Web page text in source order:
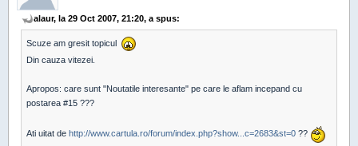
alaur, la 29 Oct 2007, 21:20, a spus:
Scuze am gresit topicul
Din cauza vitezei.
Apropos: care sunt "Noutatile interesante" pe care le aflam incepand cu
postarea #15 ???
Ati uitat de http://www.cartula.ro/forum/index.php?show...c=2683&st=0 ??